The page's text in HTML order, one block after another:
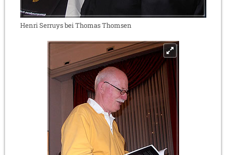
Henri Serruys bei Thomas Thomsen